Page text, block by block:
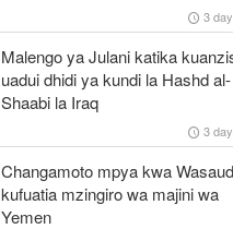
3
Malengo ya Julani katika
uadui dhidi ya kundi la Hashd al-
Shaabi la Iraq
3
Changamoto mpya kwa
kufuatia mzingiro wa majini wa
Yemen